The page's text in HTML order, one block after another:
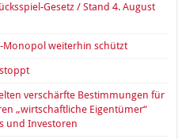
Gesetz / Stand 4. August
Monopol weiterhin schützt
verschärfte Bestimmungen für
„wirtschaftliche Eigentümer“
und Investoren